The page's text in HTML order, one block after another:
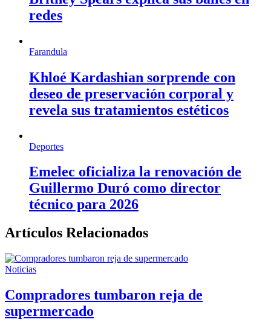
redes
Farandula
Khloé Kardashian sorprende con
deseo de preservación corporal y
revela sus tratamientos estéticos
Deportes
Emelec oficializa la renovación de
Guillermo Duró como director
técnico para 2026
Artículos Relacionados
Noticias
Compradores tumbaron reja de
supermercado